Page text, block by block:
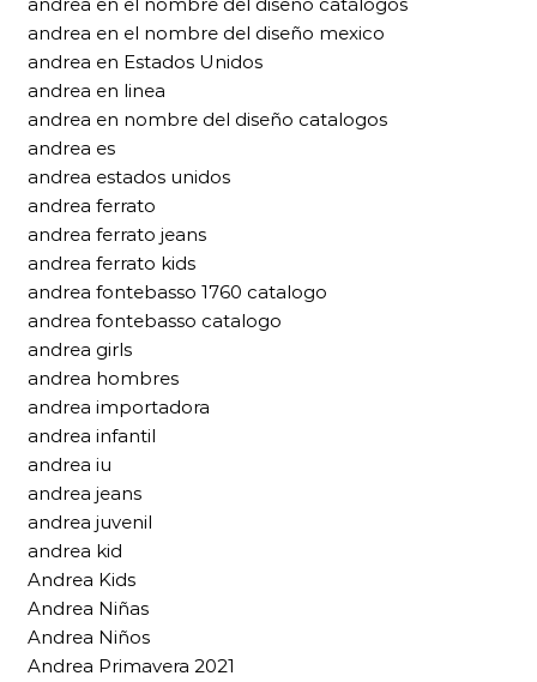
andrea en el nombre del diseño catálogos
andrea en el nombre del diseño mexico
andrea en Estados Unidos
andrea en linea
andrea en nombre del diseño catalogos
andrea es
andrea estados unidos
andrea ferrato
andrea ferrato jeans
andrea ferrato kids
andrea fontebasso 1760 catalogo
andrea fontebasso catalogo
andrea girls
andrea hombres
andrea importadora
andrea infantil
andrea iu
andrea jeans
andrea juvenil
andrea kid
Andrea Kids
Andrea Niñas
Andrea Niños
Andrea Primavera 2021